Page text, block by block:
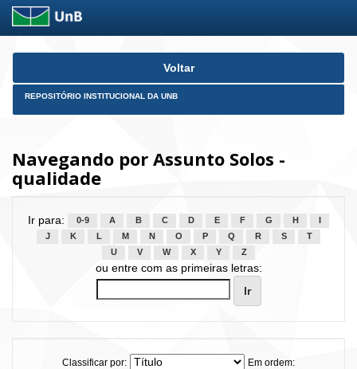
Skip
Voltar
REPOSITÓRIO INSTITUCIONAL DA UNB
Navegando por Assunto Solos -
qualidade
Ir para: 0-9 A B C D E F G H
J
K L M N O P Q R S
T
U
V W X Y Z
ou entre com as primeiras letras:
Classificar por:
Em ordem: